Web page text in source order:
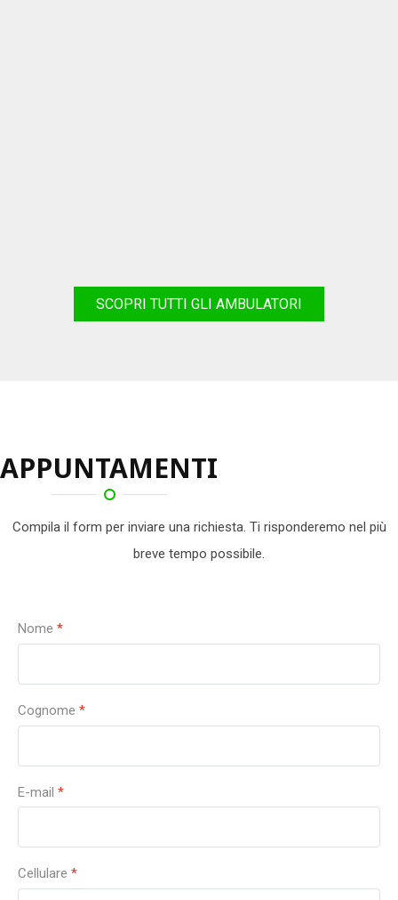
SCOPRI TUTTI GLI AMBULATORI
APPUNTAMENTI
Compila il form per inviare una richiesta. Ti risponderemo nel più
breve tempo possibile.
Nome *
Cognome *
E-mail *
Cellulare *